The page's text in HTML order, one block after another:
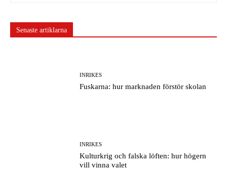
Senaste artiklarna
INRIKES
Fuskarna: hur marknaden förstör skolan
INRIKES
Kulturkrig och falska löften: hur högern
vill vinna valet